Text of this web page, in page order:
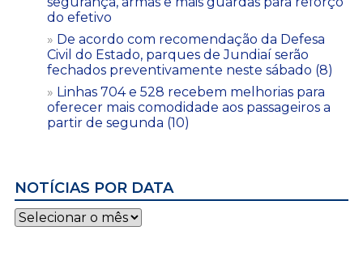
do efetivo
De acordo com recomendação da Defesa
Civil do Estado, parques de Jundiaí serão
fechados preventivamente neste sábado (8)
Linhas 704 e 528 recebem melhorias para
oferecer mais comodidade aos passageiros a
partir de segunda (10)
NOTÍCIAS POR DATA
Notícias
por